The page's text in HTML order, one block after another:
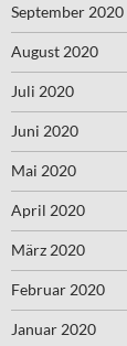
September 2020
August 2020
Juli 2020
Juni 2020
Mai 2020
April 2020
März 2020
Februar 2020
Januar 2020